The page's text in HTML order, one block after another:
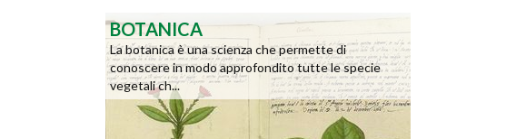
BOTANICA
La botanica è una scienza che permette di
conoscere in modo approfondito tutte le specie
vegetali ch...